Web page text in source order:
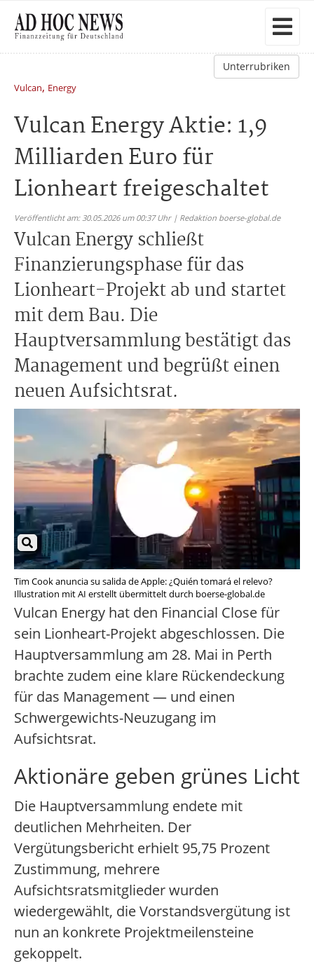
Unterrubriken
Vulcan, Energy
Vulcan Energy Aktie: 1,9
Milliarden Euro für
Lionheart freigeschaltet
Veröffentlicht am: 30.05.2026 um 00:37 Uhr | Redaktion boerse-global.de
Vulcan Energy schließt
Finanzierungsphase für das
Lionheart-Projekt ab und startet
mit dem Bau. Die
Hauptversammlung bestätigt das
Management und begrüßt einen
neuen Aufsichtsrat.
Tim Cook anuncia su salida de Apple: ¿Quién tomará el relevo?
Illustration mit AI erstellt übermittelt durch boerse-global.de
Vulcan Energy hat den Financial Close für
sein Lionheart-Projekt abgeschlossen. Die
Hauptversammlung am 28. Mai in Perth
brachte zudem eine klare Rückendeckung
für das Management — und einen
Schwergewichts-Neuzugang im
Aufsichtsrat.
Aktionäre geben grünes Licht
Die Hauptversammlung endete mit
deutlichen Mehrheiten. Der
Vergütungsbericht erhielt 95,75 Prozent
Zustimmung, mehrere
Aufsichtsratsmitglieder wurden
wiedergewählt, die Vorstandsvergütung ist
nun an konkrete Projektmeilensteine
gekoppelt.